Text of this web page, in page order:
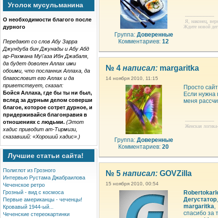
Уголок мусульманина
О необходимости благого после
дурного
Передают со слов Абу Зарра
Джундуба бин Джунады и Абу Абд
ар-Рахмана Му\'аза Ибн Джабаля,
да будет доволен Аллах ими
обоими, что посланник Аллаха, да
благословит его Аллах и да
приветствует, сказал:
Бойся Аллаха, где бы ты ни был,
вслед за дурным делом соверши
благое, которое сотрет дурное, и
придерживайся благонравия в
отношениях с людьми. (Этот
хадис приводит ат-Тирмизи,
сказавший: «Хороший хадис».)
Лучшие статьи сайта!
Полиглот из Грозного
Интервью Рустама Джабраилова
Чеченское ретро
Грозный - вид с космоса
Первые американцы - чеченцы!
Кровавый 1944-ый...
Чеченские стереокартинки
Группа: Доверенные
Комментариев: 12
--------------------
Я, наконец,
Ждите новой
№ 4 написал: margaritka
14 ноября 2010, 11:15
Группа: Доверенные
Комментариев: 20
Просто
Если нужна
меня
--------------------
Женская
№ 5 написал: GOVZilla
15 ноября 2010, 00:54
Дегустатор,
margaritka,
спасибо за